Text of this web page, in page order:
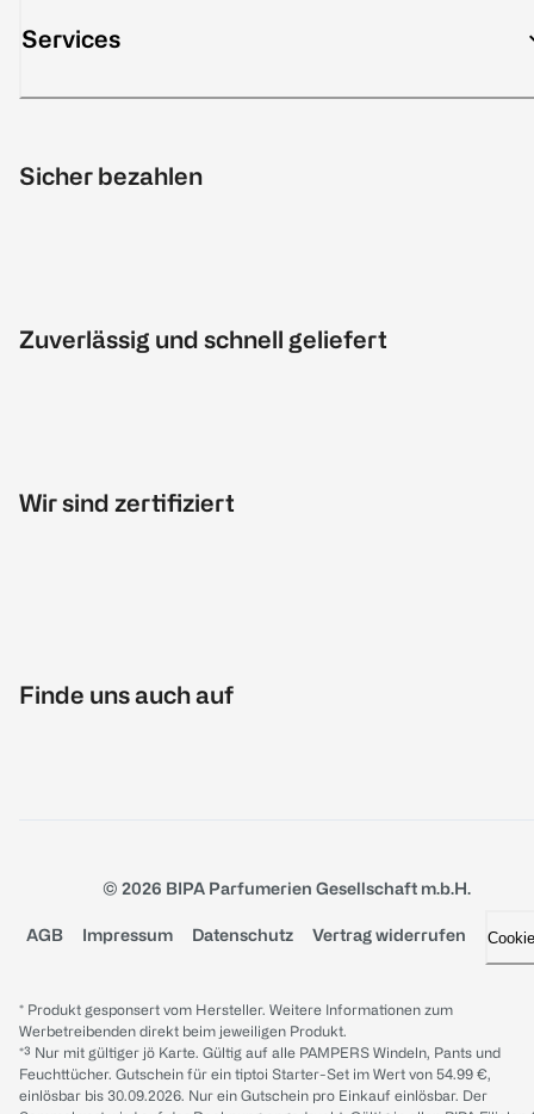
Services
Sicher bezahlen
Zuverlässig und schnell geliefert
Wir sind zertifiziert
Finde uns auch auf
© 2026 BIPA Parfumerien Gesellschaft m.b.H.
AGB Impressum Datenschutz Vertrag widerrufen
* Produkt gesponsert vom Hersteller. Weitere Informationen zum
Werbetreibenden direkt beim jeweiligen Produkt.
*³ Nur mit gültiger jö Karte. Gültig auf alle PAMPERS Windeln, Pants und
Feuchttücher. Gutschein für ein tiptoi Starter-Set im Wert von 54.99 €,
einlösbar bis 30.09.2026. Nur ein Gutschein pro Einkauf einlösbar. Der